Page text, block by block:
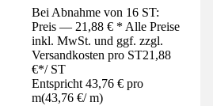
Bei Abnahme von 16 ST:
Preis — 21,88 € * Alle Preise
inkl. MwSt. und ggf. zzgl.
Versandkosten pro ST21,88
€*/ ST
Entspricht 43,76 € pro
m(43,76 €/ m)